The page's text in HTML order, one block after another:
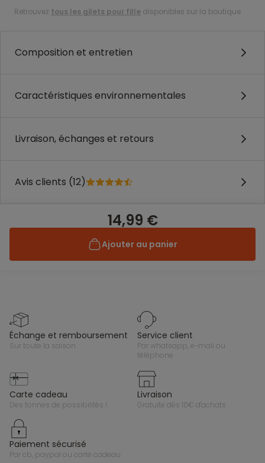
Retrouvez tous les gilets pour fille disponibles sur la boutique.
Composition et entretien
Caractéristiques environnementales
Livraison, échanges et retours
Avis clients (12)
14,99 €
Ajouter au panier
échange et remboursement
sur toute la saison
service client
par whatsapp, e-mail ou
téléphone
carte cadeau
des tonnes de possibilités !
livraison
gratuite dès 10€ d'achats
paiement sécurisé
par cb, paypal ou carte cadeau